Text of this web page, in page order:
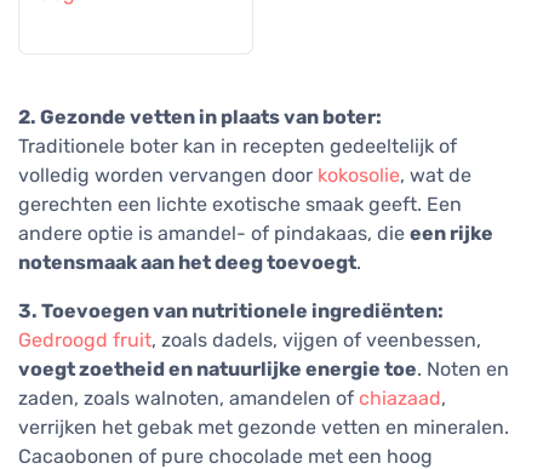
2. Gezonde vetten in plaats van boter:
Traditionele boter kan in recepten gedeeltelijk of
volledig worden vervangen door kokosolie, wat de
gerechten een lichte exotische smaak geeft. Een
andere optie is amandel- of pindakaas, die een rijke
notensmaak aan het deeg toevoegt.
3. Toevoegen van nutritionele ingrediënten:
Gedroogd fruit, zoals dadels, vijgen of veenbessen,
voegt zoetheid en natuurlijke energie toe. Noten en
zaden, zoals walnoten, amandelen of chiazaad,
verrijken het gebak met gezonde vetten en mineralen.
Cacaobonen of pure chocolade met een hoog